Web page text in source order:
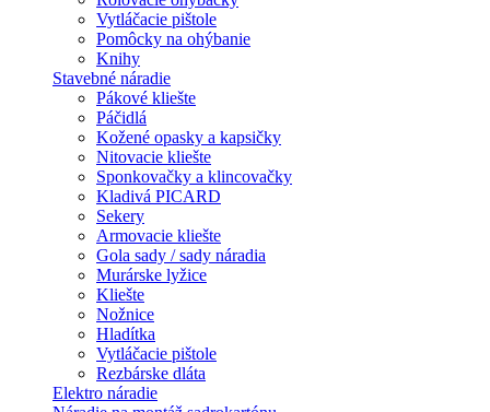
Vytláčacie pištole
Pomôcky na ohýbanie
Knihy
Stavebné náradie
Pákové kliešte
Páčidlá
Kožené opasky a kapsičky
Nitovacie kliešte
Sponkovačky a klincovačky
Kladivá PICARD
Sekery
Armovacie kliešte
Gola sady / sady náradia
Murárske lyžice
Kliešte
Nožnice
Hladítka
Vytláčacie pištole
Rezbárske dláta
Elektro náradie